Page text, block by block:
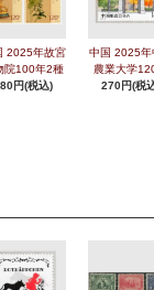
2025年故宮
院100年2種
円(税込)
中国 2025年
農業大学
270円(税